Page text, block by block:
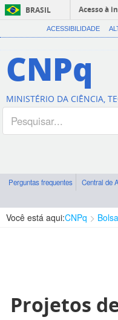
BRASIL
Acesso à
ACESSIBILIDADE
CNPq
MINISTÉRIO DA CIÊNCIA,
Perguntas frequentes Central de
Você está aqui:CNPq
Projetos